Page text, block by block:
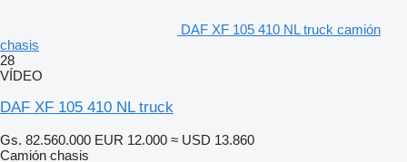
DAF XF 105 410 NL truck camión
chasis
28
VÍDEO
DAF XF 105 410 NL truck
Gs. 82.560.000 EUR 12.000 ≈ USD 13.860
Camión chasis